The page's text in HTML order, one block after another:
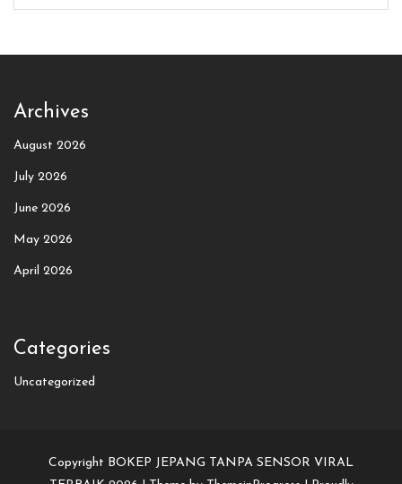
Archives
August 2026
July 2026
June 2026
May 2026
April 2026
Categories
Uncategorized
Copyright BOKEP JEPANG TANPA SENSOR VIRAL